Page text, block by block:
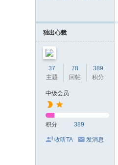
独出心裁
37
主题
78
回帖
389
积分
中级会员
积分 389
收听TA 发消息